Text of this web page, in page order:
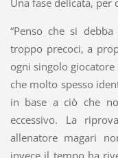
Una fase delicata, per
“Penso che si
troppo precoci, a
ogni singolo giocatore
che molto spesso
in base a ciò che
eccessivo. La
allenatore magari